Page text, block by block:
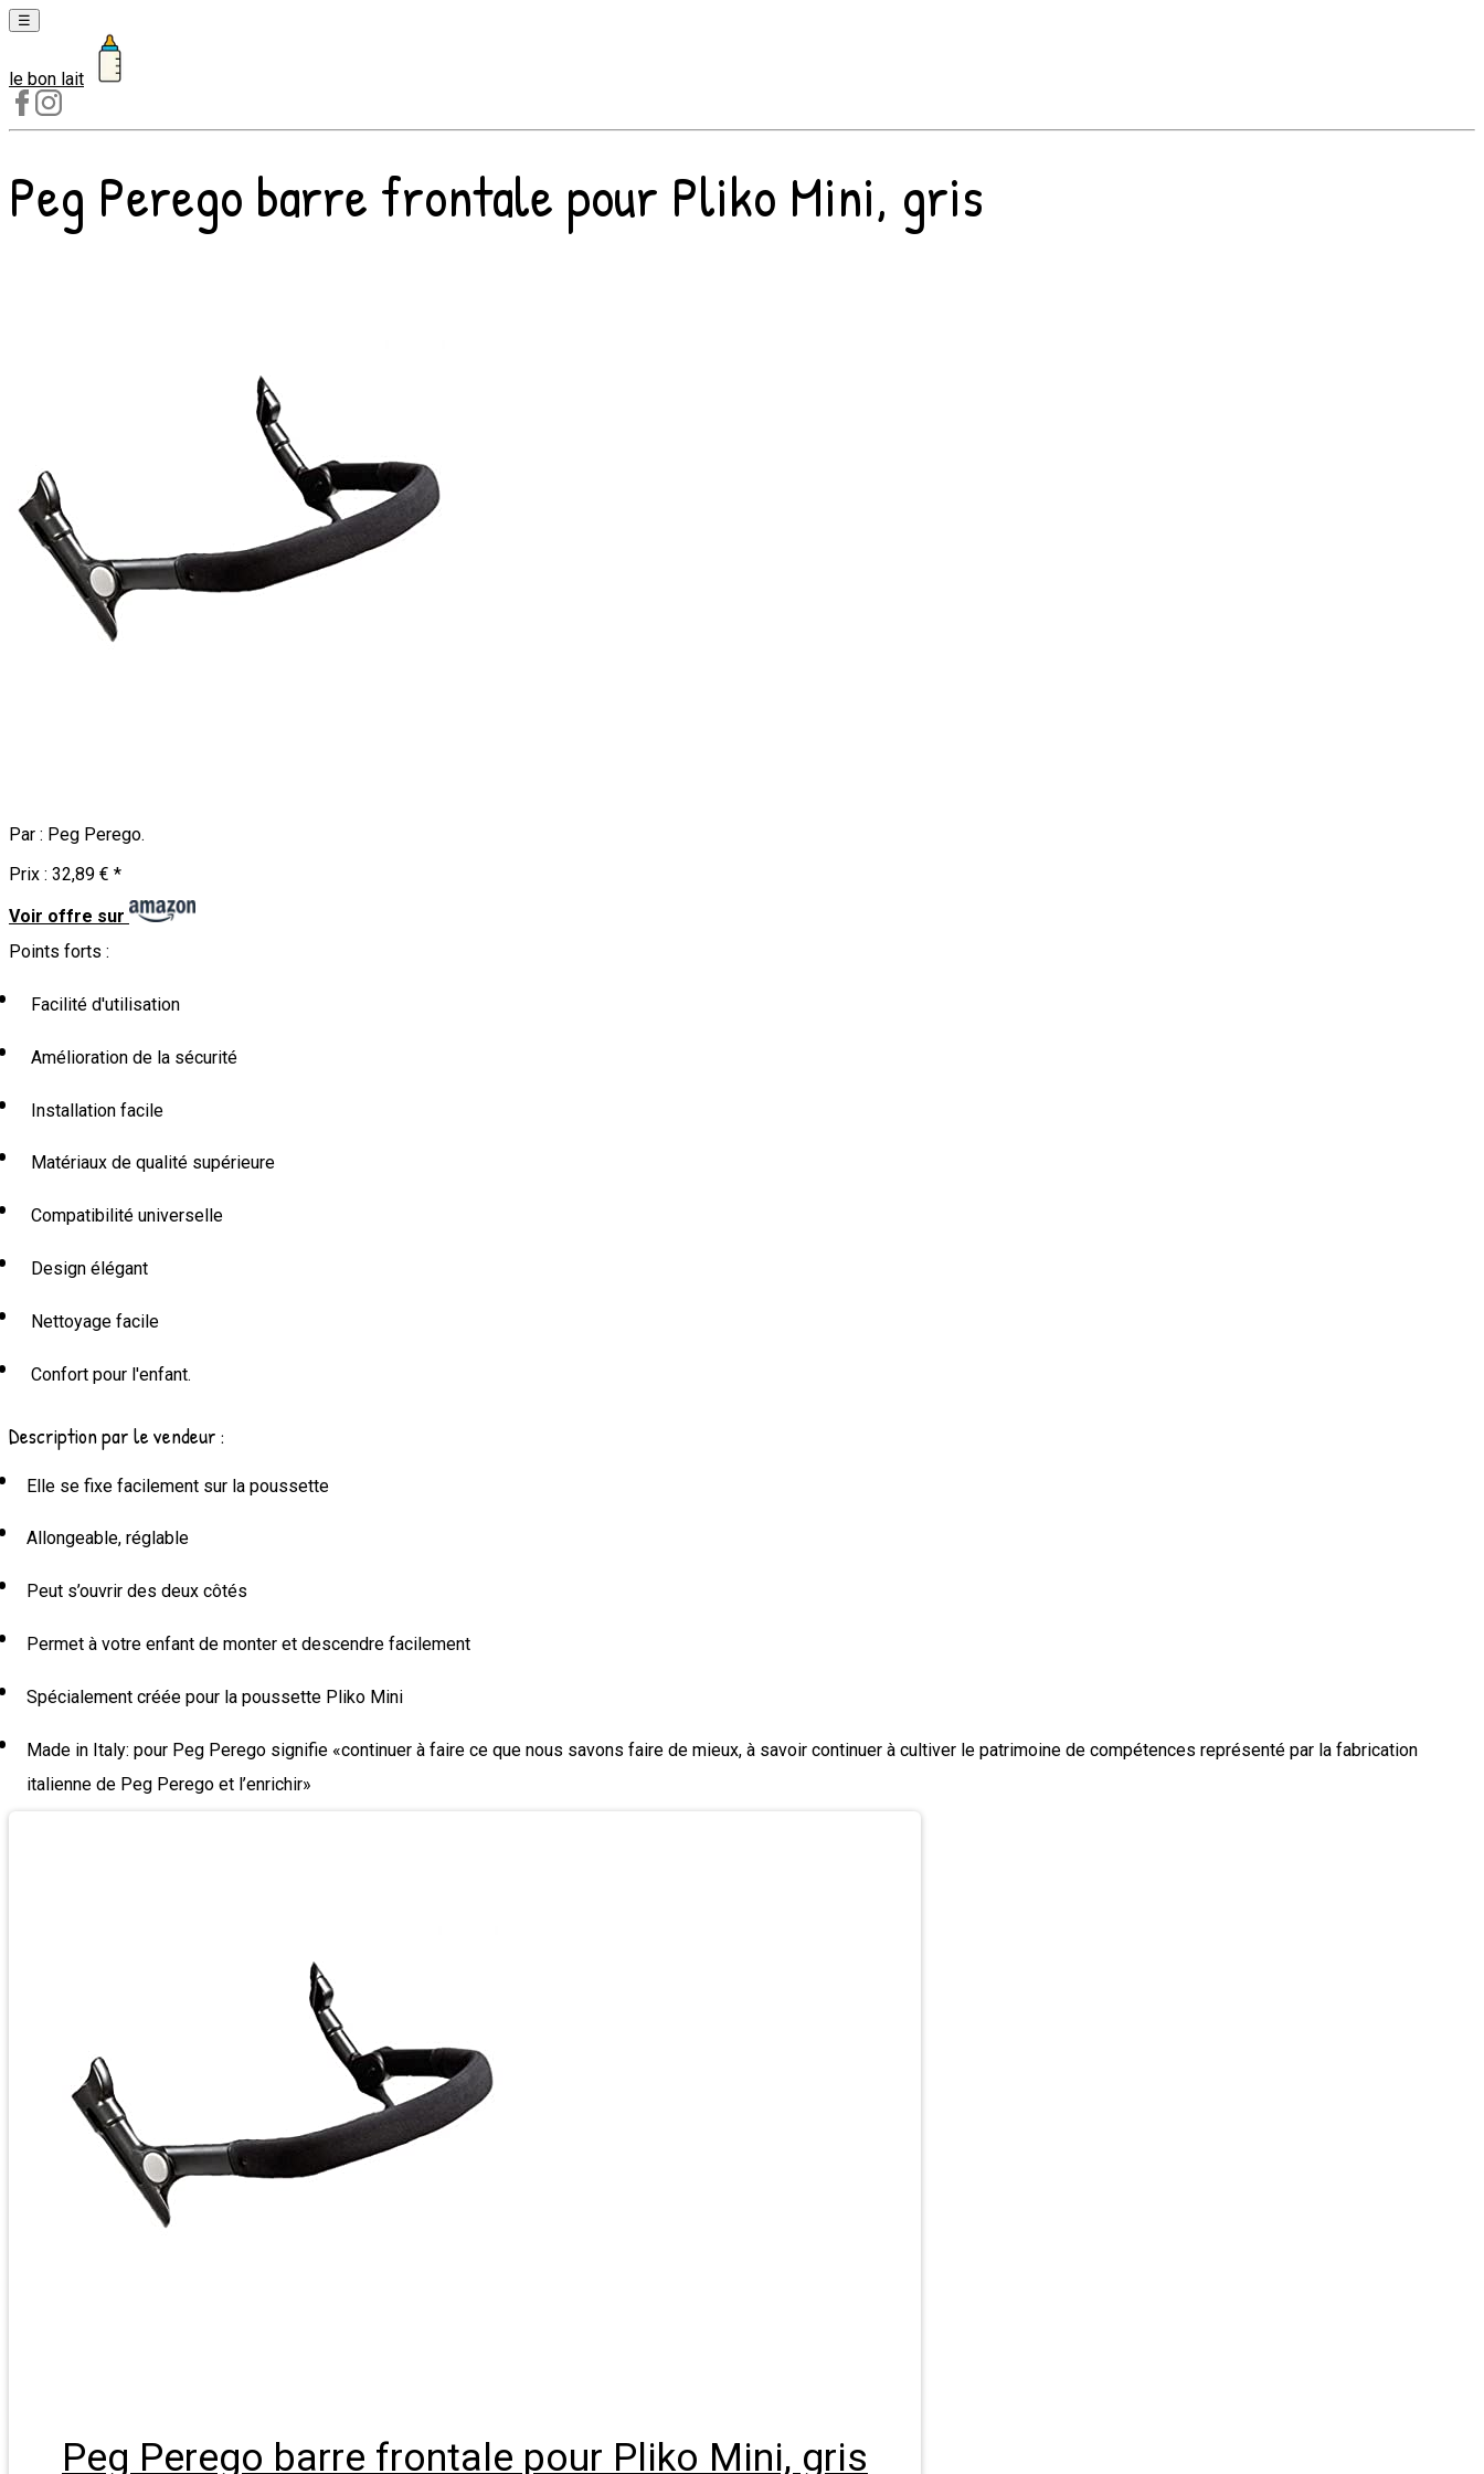
☰
Laits
1er
âge
2e
âge
le bon lait
Peg Perego barre frontale pour Pliko Mini, gris
Par : Peg Perego.
Prix : 32,89 € *
Voir offre sur
Points forts :
Facilité d'utilisation
Amélioration de la sécurité
Installation facile
Matériaux de qualité supérieure
Compatibilité universelle
Design élégant
Nettoyage facile
Confort pour l'enfant.
Description par le vendeur :
Elle se fixe facilement sur la poussette
Allongeable, réglable
Peut s’ouvrir des deux côtés
Permet à votre enfant de monter et descendre facilement
Spécialement créée pour la poussette Pliko Mini
Made in Italy: pour Peg Perego signifie «continuer à faire ce que nous savons faire de mieux, à savoir continuer à cultiver le patrimoine de compétences représenté par la fabrication
italienne de Peg Perego et l’enrichir»
Peg Perego barre frontale pour Pliko Mini, gris